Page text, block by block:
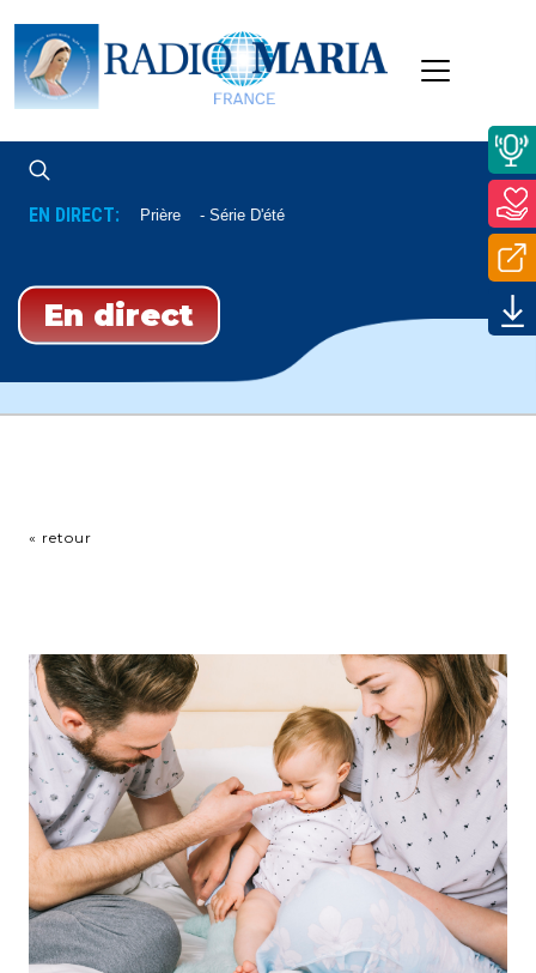
EN DIRECT:
Enseignement Et Prière Série D'été
En direct
« retour